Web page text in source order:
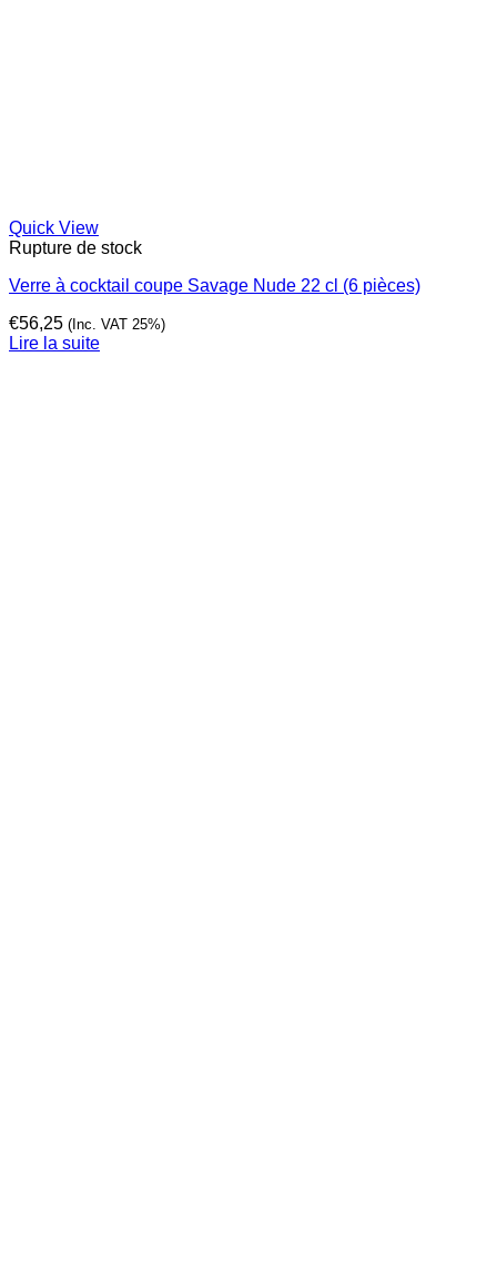
Quick View
Rupture de stock
Verre à cocktail coupe Savage Nude 22 cl (6 pièces)
€56,25 (Inc. VAT 25%)
Lire la suite